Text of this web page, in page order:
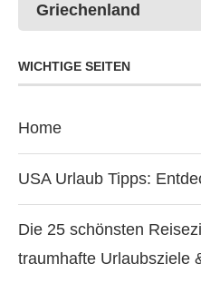
Griechenland
WICHTIGE SEITEN
Home
USA Urlaub Tipps:
Die 25 schönsten
traumhafte Urlaubsziele